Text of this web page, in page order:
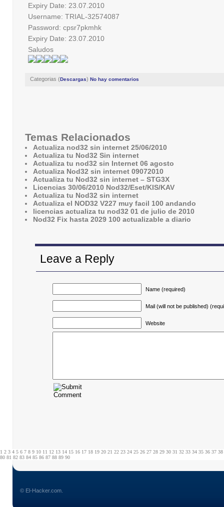
Expiry Date: 23.07.2010
Username: TRIAL-32574087
Password: cpsr7pkmhk
Expiry Date: 23.07.2010
Saludos
Categorias (Descargas) No hay comentarios
Temas Relacionados
Actualiza nod32 sin internet 25/06/2010
Actualiza tu Nod32 Sin internet
Actualiza tu nod32 sin Internet 06 agosto
Actualiza Nod32 sin internet 09072010
Actualiza tu Nod32 sin internet – STG3X
Licencias 30/06/2010 Nod32/Eset/KIS/KAV
Actualiza tu Nod32 sin internet
Actualiza el NOD32 V227 muy facil 100 andando
licencias actualiza tu nod32 01 de julio de 2010
Nod32 Fix hasta 2029 100 actualizable a diario
Leave a Reply
Name (required)
Mail (will not be published)
Website
1 2 3 4 5 6 7 8 9 10 11 12 13 14 15 16 17 18 19 20 21 22 23 24 25 26 27 28 29 30 31 32 33 34 35 36 37 38
80 81 82 83 84 85 86 87 88 89 90
© El-Hacker.com.